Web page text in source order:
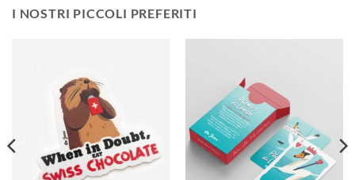
I NOSTRI PICCOLI PREFERITI